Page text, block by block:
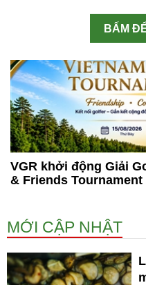
BẤM
VGR khởi động Giải
& Friends Tournament
MỚI CẬP NHẬT